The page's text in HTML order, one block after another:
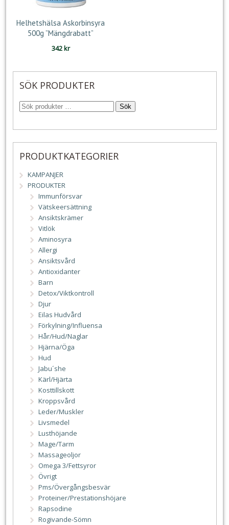
Helhetshälsa Askorbinsyra
500g ”Mängdrabatt”
342kr
SÖK PRODUKTER
Sök
PRODUKTKATEGORIER
KAMPANJER
PRODUKTER
Immunförsvar
Vätskeersättning
Ansiktskrämer
Vitlök
Aminosyra
Allergi
Ansiktsvård
Antioxidanter
Barn
Detox/Viktkontroll
Djur
Eilas Hudvård
Förkylning/Influensa
Hår/Hud/Naglar
Hjärna/Öga
Hud
Jabu´she
Kärl/Hjärta
Kosttillskott
Kroppsvård
Leder/Muskler
Livsmedel
Lusthöjande
Mage/Tarm
Massageoljor
Omega 3/Fettsyror
Övrigt
Pms/Övergångsbesvär
Proteiner/Prestationshöjare
Rapsodine
Rogivande-Sömn